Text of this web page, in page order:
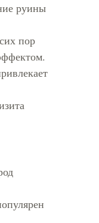
руины
пор